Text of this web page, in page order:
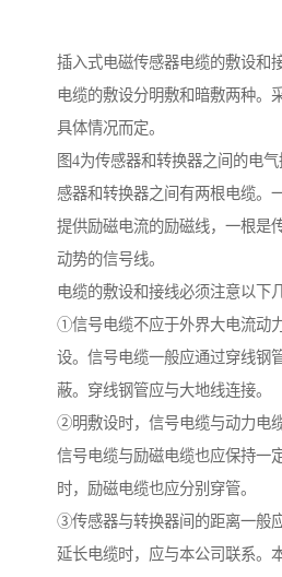
插入式电磁传感器电缆的敷设和接
电缆的敷设分明敷和暗敷两种。
具体情况而定。
图4为传感器和转换器之间的电
感器和转换器之间有两根电缆。
提供励磁电流的励磁线，一根是
动势的信号线。
电缆的敷设和接线必须注意以下几
①信号电缆不应于外界大电流动
设。信号电缆一般应通过穿线钢
蔽。穿线钢管应与大地线连接。
②明敷设时，信号电缆与动力电
信号电缆与励磁电缆也应保持一
时，励磁电缆也应分别穿管。
③传感器与转换器间的距离一般
延长电缆时，应与本公司联系。